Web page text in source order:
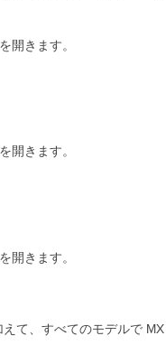
開きます。
開きます。
開きます。
て、すべてのモデルで